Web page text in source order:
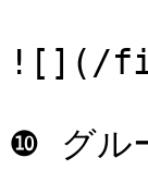
![](/
❿ グル